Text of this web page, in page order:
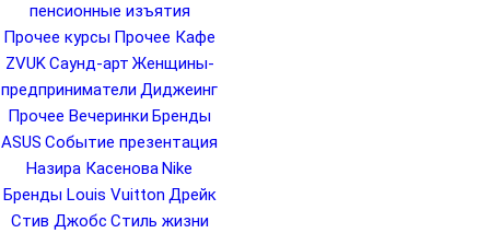
пенсионные изъятия
Прочее курсы Прочее Кафе
ZVUKСаунд-арт Женщины-
предприниматели Диджеинг
Прочее Вечеринки Бренды
ASUS Событие презентация
Назира Касенова Nike
Бренды Louis Vuitton Дрейк
Стив Джобс Стиль жизни